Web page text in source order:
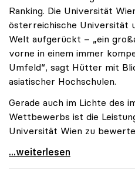
Ranking. Die Universität
österreichische Universität
Welt aufgerückt – „ein
vorne in einem immer
Umfeld“, sagt Hütter mit
asiatischer Hochschulen.
Gerade auch im Lichte des
Wettbewerbs ist die
Universität Wien zu
„Top-Rankingplätze
...weiterlesen